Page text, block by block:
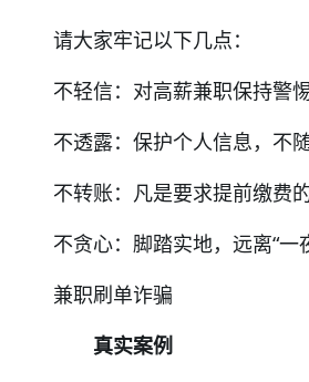
请大家牢记以下几点：
不轻信：对高薪兼职保持警惕
不透露：保护个人信息，不随
不转账：凡是要求提前缴费
不贪心：脚踏实地，远离“一
兼职刷单诈骗
真实案例